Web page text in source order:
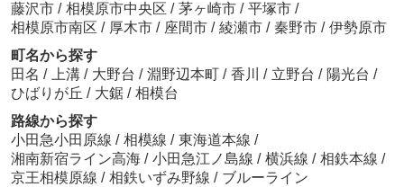
藤沢市 / 相模原市中央区 / 茅ヶ崎市 / 平塚市 /
相模原市南区 / 厚木市 / 座間市 / 綾瀬市 / 秦野市 / 伊勢原市
町名から探す
田名 / 上溝 / 大野台 / 淵野辺本町 / 香川 / 立野台 / 陽光台 /
ひばりが丘 / 大鋸 / 相模台
路線から探す
小田急小田原線 / 相模線 / 東海道本線 /
湘南新宿ライン高海 / 小田急江ノ島線 / 横浜線 / 相鉄本線 /
京王相模原線 / 相鉄いずみ野線 / ブルーライン